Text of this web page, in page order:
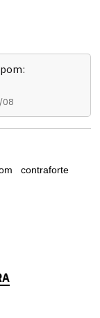
08
contraforte